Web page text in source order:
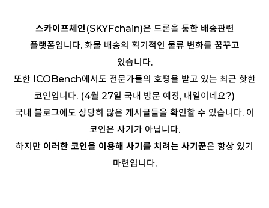
스카이프체인(SKYFchain)은 드론을 통한 배송관련
플랫폼입니다. 화물 배송의 획기적인 물류 변화를 꿈꾸고
있습니다.
또한 ICOBench에서도 전문가들의 호평을 받고 있는 최근 핫한
코인입니다. (4월 27일 국내 방문 예정, 내일이네요?)
국내 블로그에도 상당히 많은 게시글들을 확인할 수 있습니다. 이
코인은 사기가 아닙니다.
하지만 이러한 코인을 이용해 사기를 치려는 사기꾼은 항상 있기
마련입니다.